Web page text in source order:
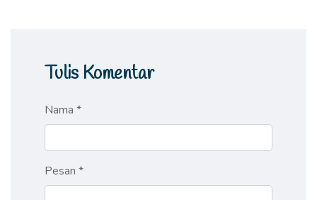
Tulis Komentar
Nama *
Pesan *